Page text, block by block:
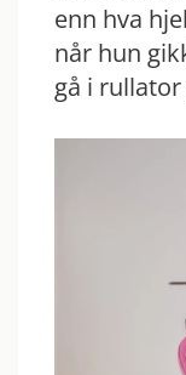
enn hva
når hun
gå i